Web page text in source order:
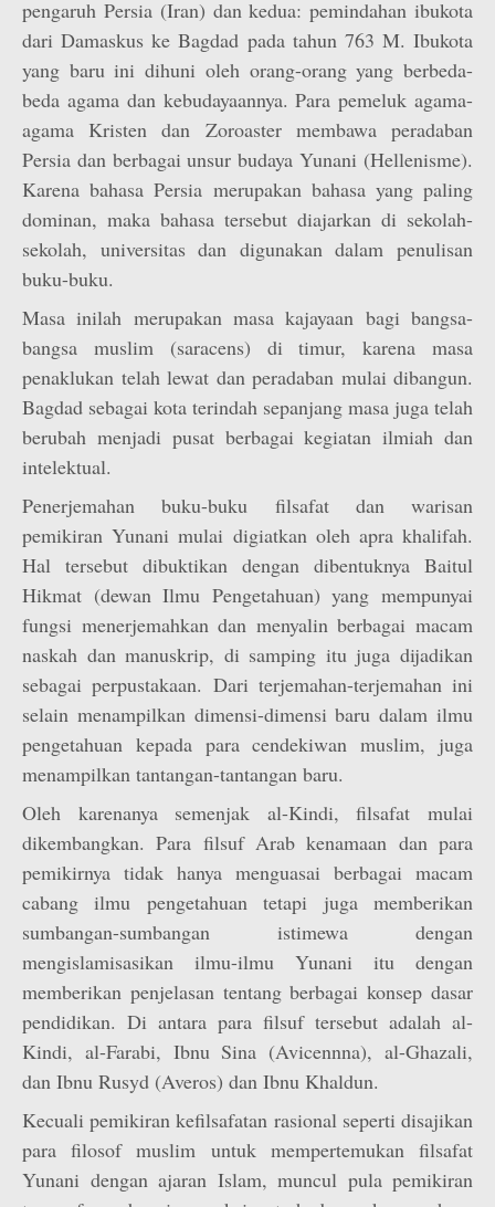
pengaruh Persia (Iran) dan kedua: pemindahan ibukota
dari Damaskus ke Bagdad pada tahun 763 M. Ibukota
yang baru ini dihuni oleh orang-orang yang berbeda-
beda agama dan kebudayaannya. Para pemeluk agama-
agama Kristen dan Zoroaster membawa peradaban
Persia dan berbagai unsur budaya Yunani (Hellenisme).
Karena bahasa Persia merupakan bahasa yang paling
dominan, maka bahasa tersebut diajarkan di sekolah-
sekolah, universitas dan digunakan dalam penulisan
buku-buku.
Masa inilah merupakan masa kajayaan bagi bangsa-
bangsa muslim (saracens) di timur, karena masa
penaklukan telah lewat dan peradaban mulai dibangun.
Bagdad sebagai kota terindah sepanjang masa juga telah
berubah menjadi pusat berbagai kegiatan ilmiah dan
intelektual.
Penerjemahan buku-buku filsafat dan warisan
pemikiran Yunani mulai digiatkan oleh apra khalifah.
Hal tersebut dibuktikan dengan dibentuknya Baitul
Hikmat (dewan Ilmu Pengetahuan) yang mempunyai
fungsi menerjemahkan dan menyalin berbagai macam
naskah dan manuskrip, di samping itu juga dijadikan
sebagai perpustakaan. Dari terjemahan-terjemahan ini
selain menampilkan dimensi-dimensi baru dalam ilmu
pengetahuan kepada para cendekiwan muslim, juga
menampilkan tantangan-tantangan baru.
Oleh karenanya semenjak al-Kindi, filsafat mulai
dikembangkan. Para filsuf Arab kenamaan dan para
pemikirnya tidak hanya menguasai berbagai macam
cabang ilmu pengetahuan tetapi juga memberikan
sumbangan-sumbangan istimewa dengan
mengislamisasikan ilmu-ilmu Yunani itu dengan
memberikan penjelasan tentang berbagai konsep dasar
pendidikan. Di antara para filsuf tersebut adalah al-
Kindi, al-Farabi, Ibnu Sina (Avicennna), al-Ghazali,
dan Ibnu Rusyd (Averos) dan Ibnu Khaldun.
Kecuali pemikiran kefilsafatan rasional seperti disajikan
para filosof muslim untuk mempertemukan filsafat
Yunani dengan ajaran Islam, muncul pula pemikiran